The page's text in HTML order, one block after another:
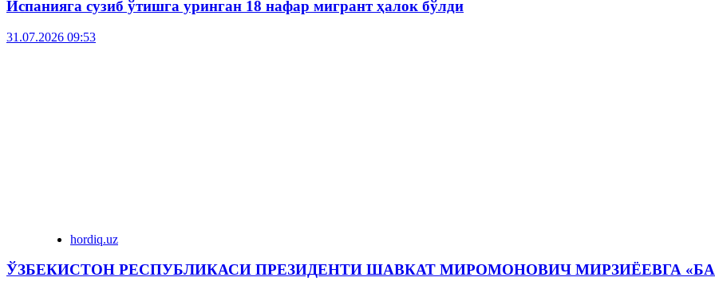
Испанияга сузиб ўтишга уринган 18 нафар мигрант ҳалок бўлди
31.07.2026 09:53
hordiq.uz
ЎЗБЕКИСТОН РЕСПУБЛИКАСИ ПРЕЗИДЕНТИ ШАВКАТ МИРОМОНОВИЧ МИРЗИЁЕВГА